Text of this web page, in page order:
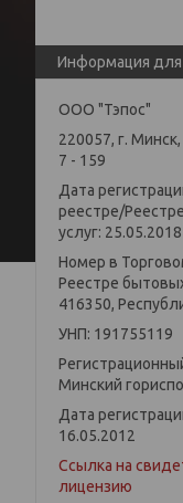
Информация
ООО "Тэпос"
220057, г.
7 - 159
Дата
реестре/
услуг: 25.05.2018
Номер в
Реестре
416350,
УНП: 191755119
Минский
Дата
16.05.2012
Ссылка на
лицензию